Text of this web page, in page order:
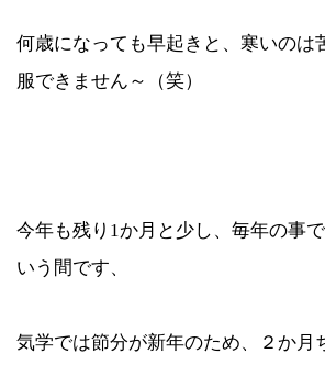
何歳になっても早起きと、寒いのは
服できません～（笑）
今年も残り1か月と少し、毎年の事
いう間です、
気学では節分が新年のため、２か月